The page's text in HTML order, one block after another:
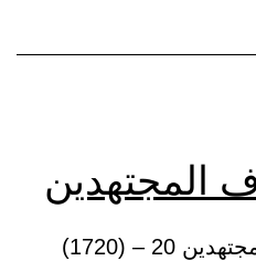
المجتهدين
10 – باب بيان اختلاف المجتهدين 20 – (1720)